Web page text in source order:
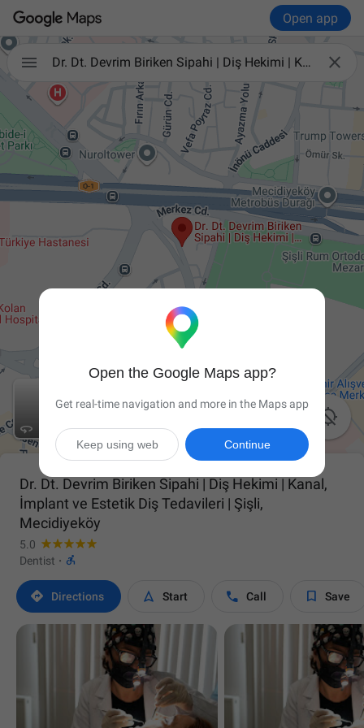
Open app
 
Dr. Dt. Devrim Biriken Sipahi | Diş Hekimi | Kanal, İmplant ve Estetik Diş Tedavileri | Şişli, Mecidiyeköy


Dr. Dt. Devrim Biriken Sipahi | Diş Hekimi | Kanal,
İmplant ve Estetik Diş Tedavileri | Şişli,
Mecidiyeköy
5.0
Dentist · 
 Directions  Start  Call  Save
Open the Google Maps app?
Get real-time navigation and more in the Maps app
Continue
Keep using web